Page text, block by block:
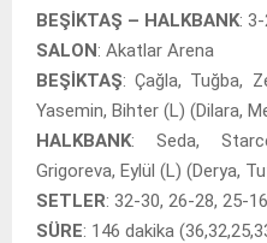
BEŞİKTAŞ – HALKBANK:
SALON: Akatlar Arena
BEŞİKTAŞ: Çağla, Tuğba,
Yasemin, Bihter (L) (Dilara,
HALKBANK: Seda,
Grigoreva, Eylül (L) (Derya,
SETLER: 32-30, 26-28, 25-
SÜRE: 146 dakika